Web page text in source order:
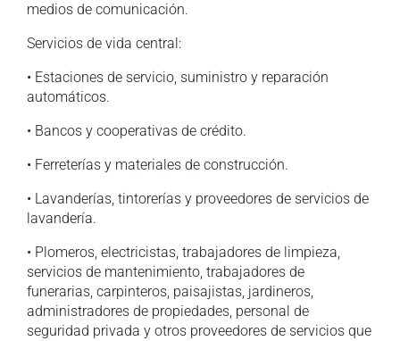
medios de comunicación.
Servicios de vida central:
• Estaciones de servicio, suministro y reparación
automáticos.
• Bancos y cooperativas de crédito.
• Ferreterías y materiales de construcción.
• Lavanderías, tintorerías y proveedores de servicios de
lavandería.
• Plomeros, electricistas, trabajadores de limpieza,
servicios de mantenimiento, trabajadores de
funerarias, carpinteros, paisajistas, jardineros,
administradores de propiedades, personal de
seguridad privada y otros proveedores de servicios que